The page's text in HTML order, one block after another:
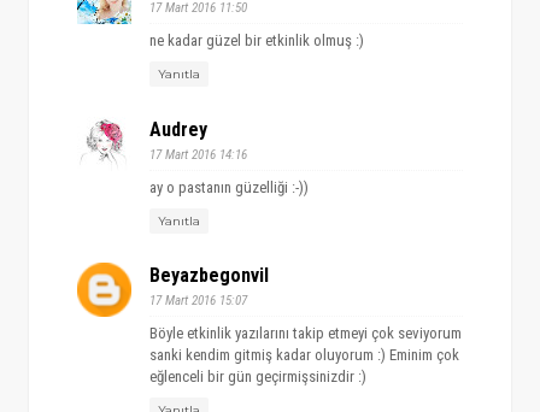
17 Mart 2016 11:50
ne kadar güzel bir etkinlik olmuş :)
Yanıtla
Audrey
17 Mart 2016 14:16
ay o pastanın güzelliği :-))
Yanıtla
Beyazbegonvil
17 Mart 2016 15:07
Böyle etkinlik yazılarını takip etmeyi çok seviyorum
sanki kendim gitmiş kadar oluyorum :) Eminim çok
eğlenceli bir gün geçirmişsinizdir :)